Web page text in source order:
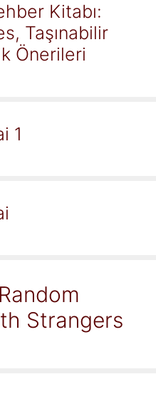
Kitabı:
Taşınabilir
Önerileri
1
Strangers